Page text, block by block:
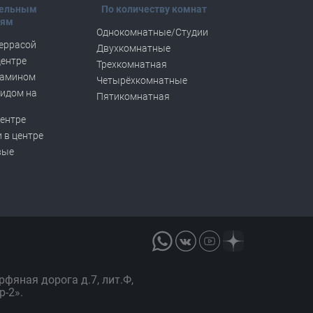
на
в центре
По количеству комнат
Однокомнатные/Студии
Двухкомнатные
Трехкомнатная
Четырёхкомнатные
Пятикомнатная
дорога д.7, лит.Ф,
2».